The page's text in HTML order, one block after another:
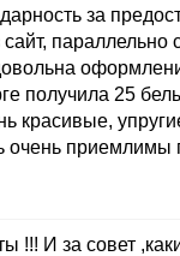
за
параллельно
получила 25
красивые,
очень приемлимы
!!! И за совет